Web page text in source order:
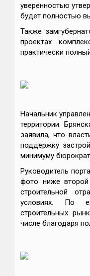
уверенностью
будет полностью
Также
проектах
практически
Начальник
территории
заявила, что
поддержку
минимуму
Руководитель
фото ниже
строительной
условиях. По
строительных
числе благодаря